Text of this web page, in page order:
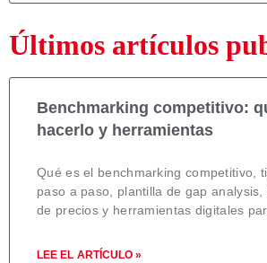
Últimos artículos
Benchmarking competitivo:
hacerlo y herramientas
Qué es el benchmarking competitivo,
paso a paso, plantilla de gap analysis,
de precios y herramientas digitales
LEE EL ARTÍCULO »